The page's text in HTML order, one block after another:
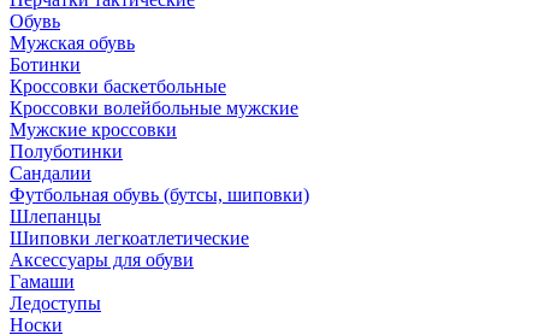
Обувь
Мужская обувь
Ботинки
Кроссовки баскетбольные
Кроссовки волейбольные мужские
Мужские кроссовки
Полуботинки
Сандалии
Футбольная обувь (бутсы, шиповки)
Шлепанцы
Шиповки легкоатлетические
Аксессуары для обуви
Гамаши
Ледоступы
Носки